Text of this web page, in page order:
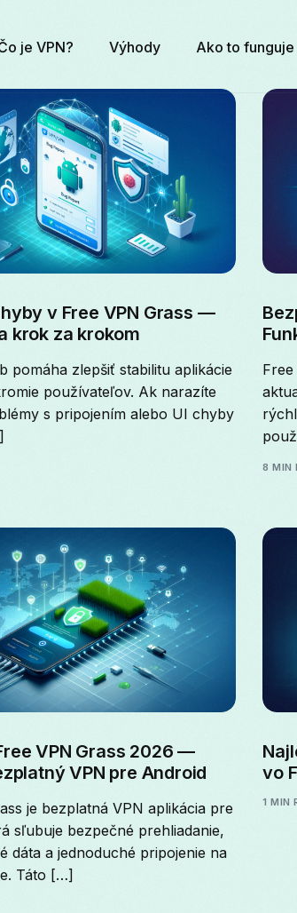
je VPN? Výhody Ako to funguje
v Free VPN Grass —
krok za krokom
pomáha zlepšiť stabilitu aplikácie
používateľov. Ak narazíte
s pripojením alebo UI chyby
8 MIN
VPN Grass 2026 —
VPN pre Android
je bezplatná VPN aplikácia pre
sľubuje bezpečné prehliadanie,
dáta a jednoduché pripojenie na
Táto […]
vo
1 MIN